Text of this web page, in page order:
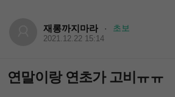
재롱까지마라 · 초보
2021.12.22 15:14
연말이랑 연초가 고비ㅠㅠ